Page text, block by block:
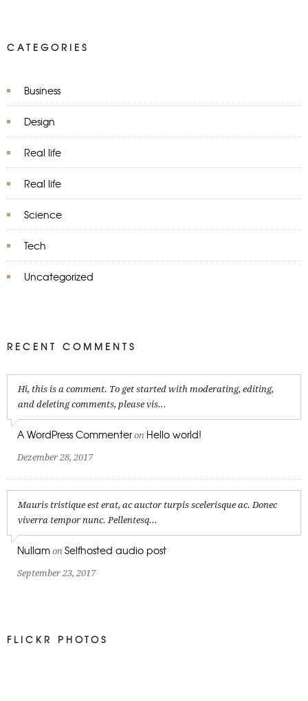
CATEGORIES
Business
Design
Real life
Real life
Science
Tech
Uncategorized
RECENT COMMENTS
Hi, this is a comment. To get started with moderating, editing,
and deleting comments, please vis...
A WordPress Commenter on Hello world!
Dezember 28, 2017
Mauris tristique est erat, ac auctor turpis scelerisque ac. Donec
viverra tempor nunc. Pellentesq...
Nullam on Selfhosted audio post
September 23, 2017
FLICKR PHOTOS